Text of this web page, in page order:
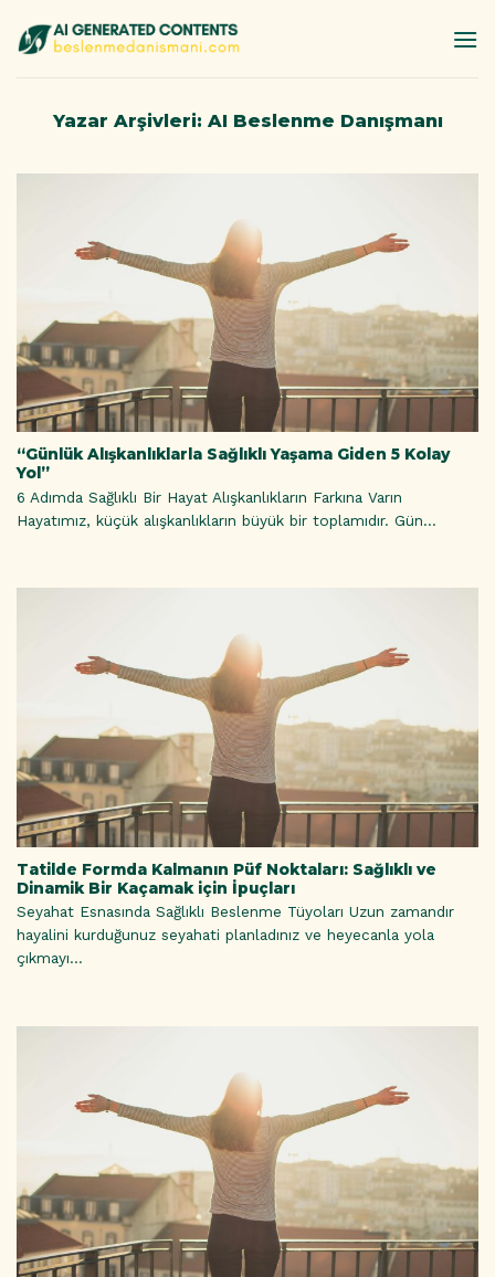
atla
Yazar Arşivleri: AI Beslenme Danışmanı
“Günlük Alışkanlıklarla Sağlıklı Yaşama Giden 5 Kolay
Yol”
6 Adımda Sağlıklı Bir Hayat Alışkanlıkların Farkına Varın
Hayatımız, küçük alışkanlıkların büyük bir toplamıdır. Gün...
Tatilde Formda Kalmanın Püf Noktaları: Sağlıklı ve
Dinamik Bir Kaçamak için İpuçları
Seyahat Esnasında Sağlıklı Beslenme Tüyoları Uzun zamandır
hayalini kurduğunuz seyahati planladınız ve heyecanla yola
çıkmayı...